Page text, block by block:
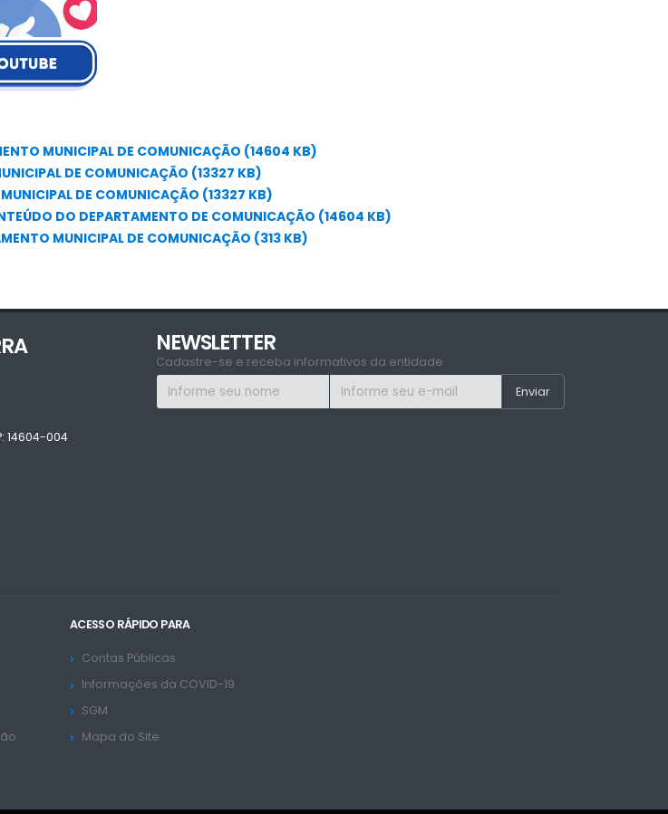
MUNICIPAL DE COMUNICAÇÃO (14604 KB)
DE COMUNICAÇÃO (13327 KB)
DE COMUNICAÇÃO (13327 KB)
DO DEPARTAMENTO DE COMUNICAÇÃO (14604 KB)
MUNICIPAL DE COMUNICAÇÃO (313 KB)
14604-004
NEWSLETTER
Cadastre-se e receba informativos da entidade
ACESSO RÁPIDO PARA
Contas Públicas
Informações da COVID-19
SGM
Mapa do Site